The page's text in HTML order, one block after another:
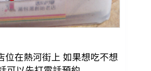
位在熱河街上 如果想吃不想